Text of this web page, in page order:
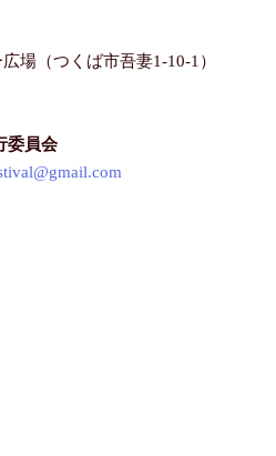
場（つくば市吾妻1-10-1）
委員会